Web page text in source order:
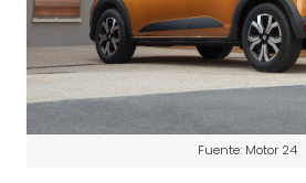
Fuente: Motor 24